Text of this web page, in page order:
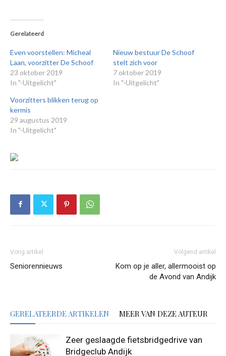
Gerelateerd
Even voorstellen: Micheal
Laan, voorzitter De Schoof
23 oktober 2019
In "-Uitgelicht"
Nieuw bestuur De Schoof
stelt zich voor
7 oktober 2019
In "-Uitgelicht"
Voorzitters blikken terug op
kermis
29 augustus 2019
In "-Uitgelicht"
Vorig artikel
Seniorennieuws
Volgend artikel
Kom op je aller, allermooist op
de Avond van Andijk
GERELATEERDE ARTIKELEN MEER VAN DEZE AUTEUR
Zeer geslaagde fietsbridgedrive van
Bridgeclub Andijk